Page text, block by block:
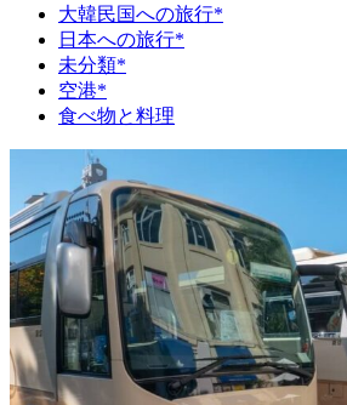
大韓民国への旅行*
日本への旅行*
未分類*
空港*
食べ物と料理